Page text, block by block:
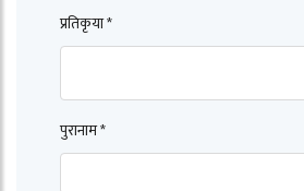
प्रतिकृया *
पुरानाम *